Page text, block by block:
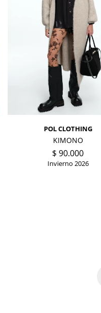
POL CLOTHING
KIMONO
$ 90.000
Invierno 2026